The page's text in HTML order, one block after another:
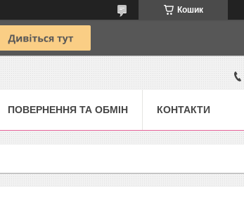
Кошик
ПОВЕРНЕННЯ ТА ОБМІН КОНТАКТИ